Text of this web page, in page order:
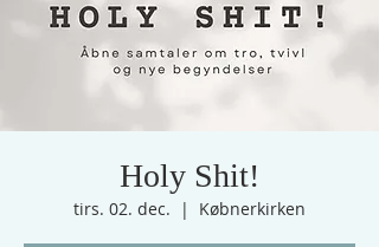
Holy Shit!
tirs. 02. dec.
  |
Købnerkirken